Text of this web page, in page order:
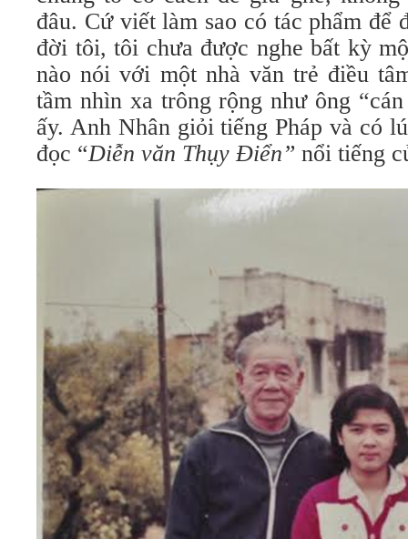
đâu. Cứ viết làm sao có tác phẩm
đời tôi, tôi chưa được nghe bất kỳ
nào nói với một nhà văn trẻ điều
tầm nhìn xa trông rộng như ông
ấy. Anh Nhân giỏi tiếng Pháp và có
đọc “Diễn văn Thụy Điển” nổi tiếng